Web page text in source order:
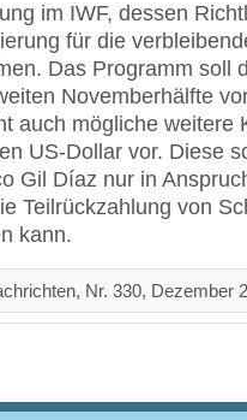
im IWF, dessen
für die
Das Programm soll
Novemberhälfte
auch mögliche weitere
US-Dollar vor. Diese
Gil Díaz nur in
Teilrückzahlung von
kann.
Nr. 330, Dezember